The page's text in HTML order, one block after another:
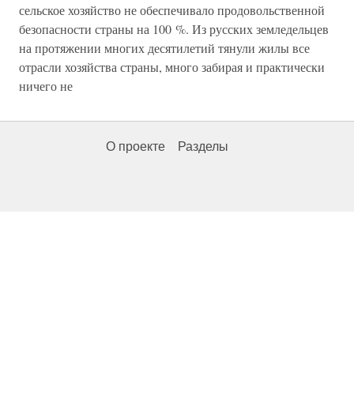
сельское хозяйство не обеспечивало продовольственной
безопасности страны на 100 %. Из русских земледельцев
на протяжении многих десятилетий тянули жилы все
отрасли хозяйства страны, много забирая и практически
ничего не
О проекте Разделы